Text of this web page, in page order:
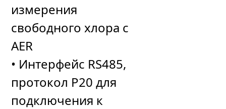
измерения
свободного хлора с
AER
• Интерфейс RS485,
протокол P20 для
подключения к